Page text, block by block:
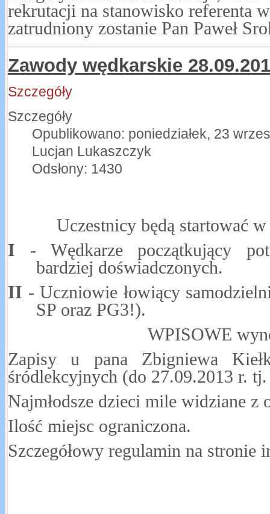
rekrutacji na stanowisko referenta
zatrudniony zostanie Pan Paweł
Zawody wędkarskie
Szczegóły
Szczegóły
Opublikowano: poniedziałek, 23
Lucjan Lukaszczyk
Odsłony: 1430
Uczestnicy będą startować
I - Wędkarze początkujący
bardziej doświadczonych.
II - Uczniowie łowiący
SP oraz PG3!).
WPISOWE
Zapisy u pana Zbigniewa
śródlekcyjnych (do 27.09.2013 r.
Najmłodsze dzieci mile widziane z
Ilość miejsc ograniczona.
Szczegółowy regulamin na stronie